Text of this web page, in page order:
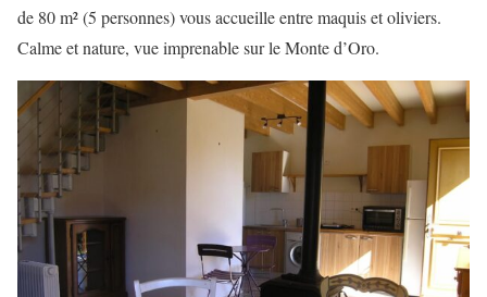
de 80 m² (5 personnes) vous accueille entre maquis et oliviers.
Calme et nature, vue imprenable sur le Monte d’Oro.